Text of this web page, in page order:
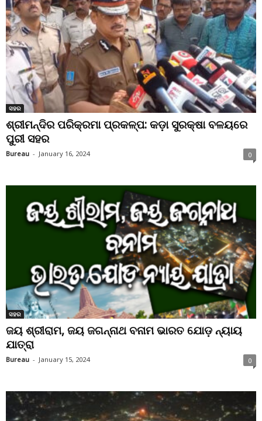
ସହର
ଶ୍ରୀମନ୍ଦିର ପରିକ୍ରମା ପ୍ରକଳ୍ପ: କଡ଼ା ସୁରକ୍ଷା ବଳୟରେ
ପୁରୀ ସହର
Bureau - January 16, 2024 0
ସହର
ଜୟ ଶ୍ରୀରାମ, ଜୟ ଜଗନ୍ନାଥ ବନାମ ଭାରତ ଯୋଡ଼ ନ୍ୟାୟ
ଯାତ୍ରା
Bureau - January 15, 2024 0